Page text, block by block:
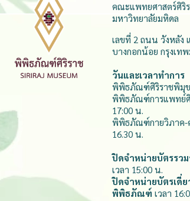
คณะแพทยศาสตร์ศิริ
มหาวิทยาลัยมหิดล
เลขที่ 2 ถนน วังหลัง
บางกอกน้อย กรุงเท
วันและเวลาทำการ
พิพิธภัณฑ์ศิริราชพิมุ
พิพิธภัณฑ์การแพทย์ศิ
17:00 น.
พิพิธภัณฑ์กายวิภาค-
16.30 น.
ปิดจำหน่ายบัตรร
เวลา 15:00 น.
ปิดจำหน่ายบัตรเดี่ย
พิพิธภัณฑ์ เวลา